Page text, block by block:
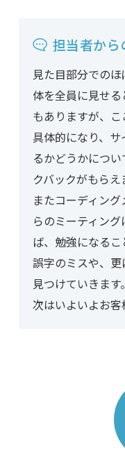
担当者から
見た目部分での
体を全員に見せ
もありますが、
具体的になり、
るかどうかにつ
クバックがもらえ
またコーディン
らのミーティン
ば、勉強になるこ
誤字のミスや、
見つけていきます。
次はいよいよお客